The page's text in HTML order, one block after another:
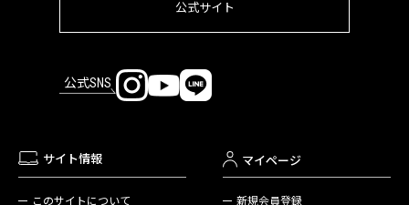
公式サイト
公式SNS
サイト情報
このサイトについて
マイページ
新規会員登録